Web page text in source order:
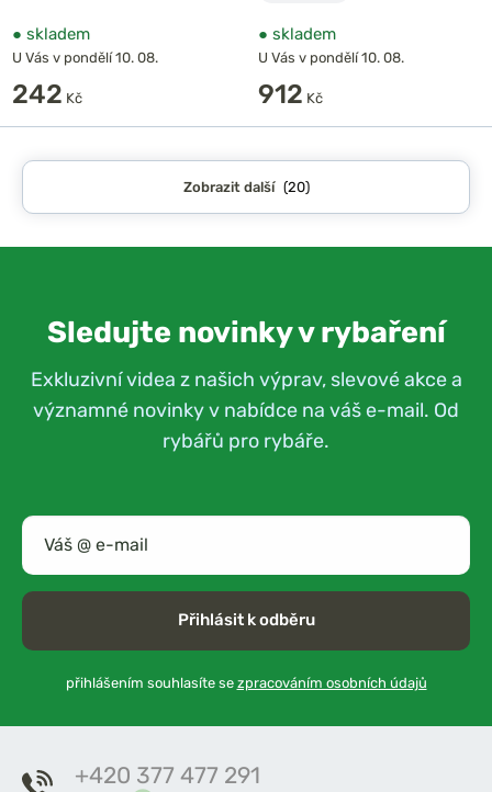
● skladem
U Vás v pondělí 10. 08.
242 Kč
● skladem
U Vás v pondělí 10. 08.
912 Kč
Zobrazit další (20)
Sledujte novinky v rybaření
Exkluzivní videa z našich výprav, slevové akce a
významné novinky v nabídce na váš e-mail. Od
rybářů pro rybáře.
Přihlásit k odběru
přihlášením souhlasíte se zpracováním osobních údajů
+420 377 477 291